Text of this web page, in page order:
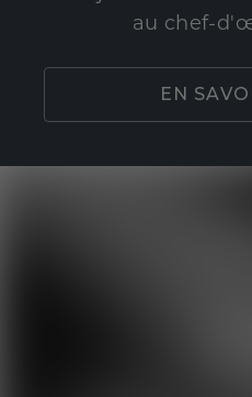
au chef-
EN